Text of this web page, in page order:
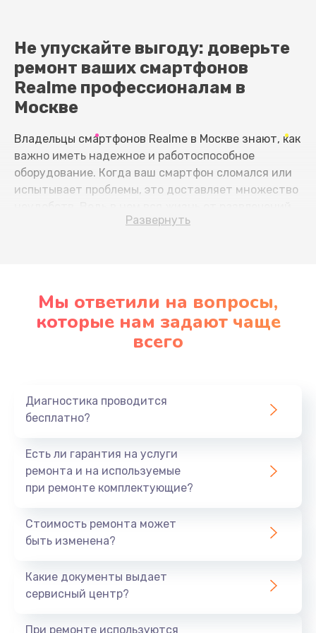
Не упускайте выгоду: доверьте
ремонт ваших смартфонов
Realme профессионалам в
Москве
Владельцы смартфонов Realme в Москве знают, как
важно иметь надежное и работоспособное
оборудование. Когда ваш смартфон сломался или
испытывает проблемы, это доставляет множество
до работы. Но не отчаивайтесь! В нашем
Какие причины могут привести к неисправности
ваших смартфонов Realme? Обычно это:
нарушение работы по, вирусы и проч.
снижению работоспособности ваших смартфонов.
Качественный ремонт и услуги,
Мы понимаем, что ваш смартфон Realme не просто
работы. Поэтому мы гарантируем качественный
ремонт смартфонов Realme любых моделей и годов
Развернуть
Мы ответили на вопросы,
которые нам задают чаще
всего
Диагностика проводится
бесплатно?
Есть ли гарантия на услуги
ремонта и на используемые
при ремонте комплектующие?
Стоимость ремонта может
быть изменена?
Какие документы выдает
сервисный центр?
При ремонте используются